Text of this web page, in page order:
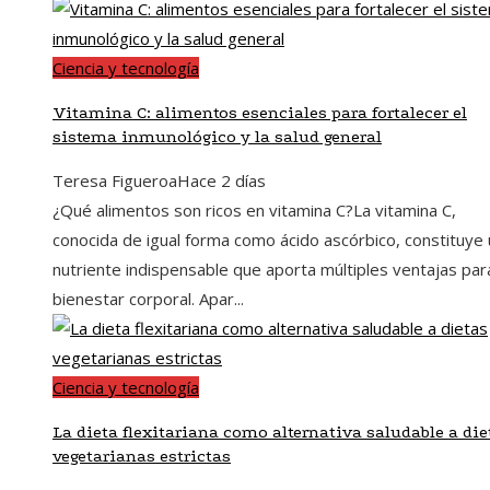
Ciencia y tecnología
Vitamina C: alimentos esenciales para fortalecer el
sistema inmunológico y la salud general
Teresa FigueroaHace 2 días
¿Qué alimentos son ricos en vitamina C?La vitamina C,
conocida de igual forma como ácido ascórbico, constituye
nutriente indispensable que aporta múltiples ventajas
bienestar corporal. Apar...
Ciencia y tecnología
La dieta flexitariana como alternativa saludable a
vegetarianas estrictas